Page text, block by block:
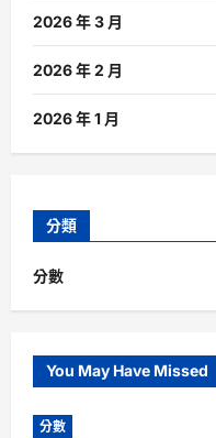
2026 年 3 月
2026 年 2 月
2026 年 1 月
分類
分數
You May Have Missed
分數